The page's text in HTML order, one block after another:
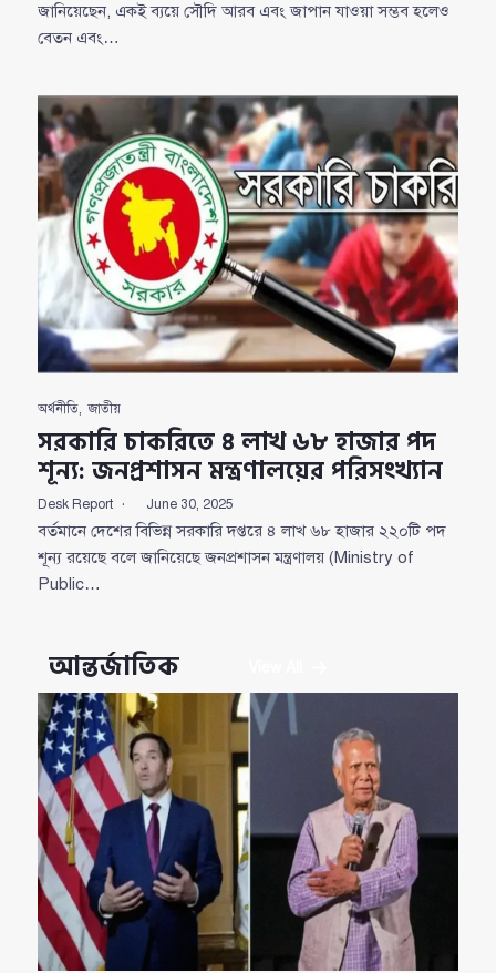
জানিয়েছেন, একই ব্যয়ে সৌদি আরব এবং জাপান যাওয়া সম্ভব হলেও
বেতন এবং…
অর্থনীতি,জাতীয়
সরকারি চাকরিতে ৪ লাখ ৬৮ হাজার পদ
শূন্য: জনপ্রশাসন মন্ত্রণালয়ের পরিসংখ্যান
Desk Report June 30, 2025
বর্তমানে দেশের বিভিন্ন সরকারি দপ্তরে ৪ লাখ ৬৮ হাজার ২২০টি পদ
শূন্য রয়েছে বলে জানিয়েছে জনপ্রশাসন মন্ত্রণালয় (Ministry of
Public…
আন্তর্জাতিক